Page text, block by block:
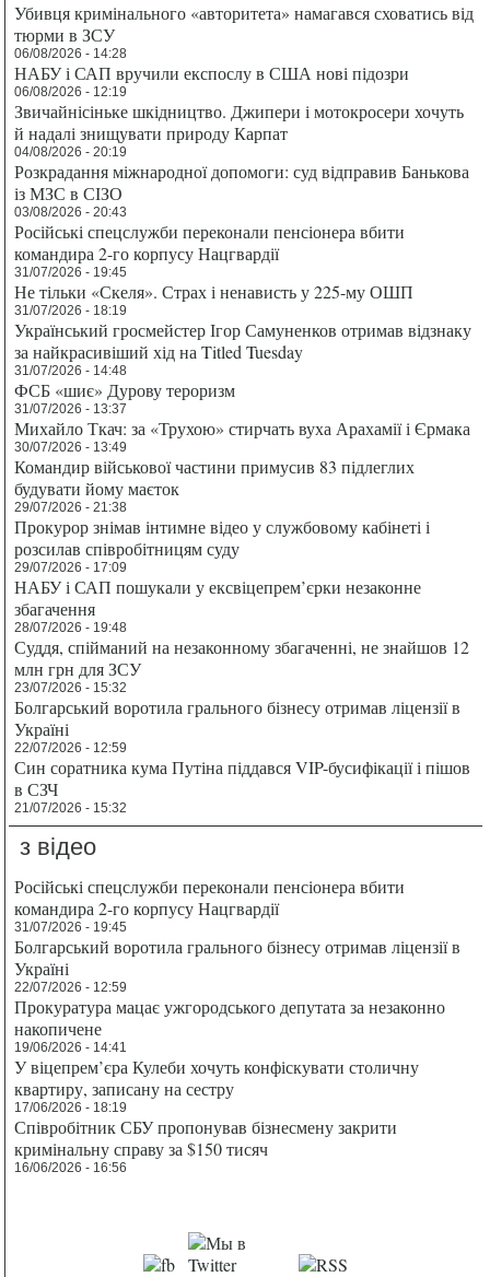
Убивця кримінального «авторитета» намагався сховатись від
тюрми в ЗСУ
06/08/2026 - 14:28
НАБУ і САП вручили експослу в США нові підозри
06/08/2026 - 12:19
Звичайнісіньке шкідництво. Джипери і мотокросери хочуть
й надалі знищувати природу Карпат
04/08/2026 - 20:19
Розкрадання міжнародної допомоги: суд відправив Банькова
із МЗС в СІЗО
03/08/2026 - 20:43
Російські спецслужби переконали пенсіонера вбити
командира 2-го корпусу Нацгвардії
31/07/2026 - 19:45
Не тільки «Скеля». Страх і ненависть у 225-му ОШП
31/07/2026 - 18:19
Український гросмейстер Ігор Самуненков отримав відзнаку
за найкрасивіший хід на Titled Tuesday
31/07/2026 - 14:48
ФСБ «шиє» Дурову тероризм
31/07/2026 - 13:37
Михайло Ткач: за «Трухою» стирчать вуха Арахамії і Єрмака
30/07/2026 - 13:49
Командир військової частини примусив 83 підлеглих
будувати йому маєток
29/07/2026 - 21:38
Прокурор знімав інтимне відео у службовому кабінеті і
розсилав співробітницям суду
29/07/2026 - 17:09
НАБУ і САП пошукали у ексвіцепрем’єрки незаконне
збагачення
28/07/2026 - 19:48
Суддя, спійманий на незаконному збагаченні, не знайшов 12
млн грн для ЗСУ
23/07/2026 - 15:32
Болгарський воротила грального бізнесу отримав ліцензії в
Україні
22/07/2026 - 12:59
Син соратника кума Путіна піддався VIP-бусифікації і пішов
в СЗЧ
21/07/2026 - 15:32
з відео
Російські спецслужби переконали пенсіонера вбити
командира 2-го корпусу Нацгвардії
31/07/2026 - 19:45
Болгарський воротила грального бізнесу отримав ліцензії в
Україні
22/07/2026 - 12:59
Прокуратура мацає ужгородського депутата за незаконно
накопичене
19/06/2026 - 14:41
У віцепрем’єра Кулеби хочуть конфіскувати столичну
квартиру, записану на сестру
17/06/2026 - 18:19
Співробітник СБУ пропонував бізнесмену закрити
кримінальну справу за $150 тисяч
16/06/2026 - 16:56